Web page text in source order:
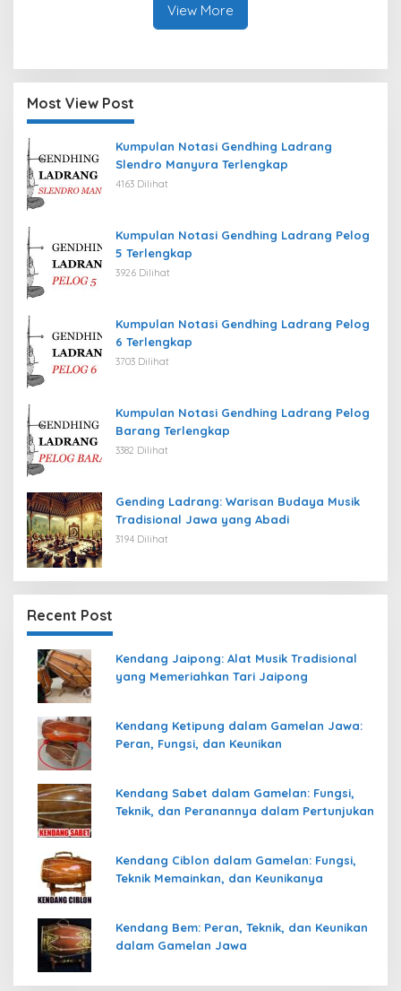
View More
Most View Post
Kumpulan Notasi Gendhing Ladrang
Slendro Manyura Terlengkap
4163 Dilihat
Kumpulan Notasi Gendhing Ladrang Pelog
5 Terlengkap
3926 Dilihat
Kumpulan Notasi Gendhing Ladrang Pelog
6 Terlengkap
3703 Dilihat
Kumpulan Notasi Gendhing Ladrang Pelog
Barang Terlengkap
3382 Dilihat
Gending Ladrang: Warisan Budaya Musik
Tradisional Jawa yang Abadi
3194 Dilihat
Recent Post
Kendang Jaipong: Alat Musik Tradisional
yang Memeriahkan Tari Jaipong
Kendang Ketipung dalam Gamelan Jawa:
Peran, Fungsi, dan Keunikan
Kendang Sabet dalam Gamelan: Fungsi,
Teknik, dan Peranannya dalam Pertunjukan
Kendang Ciblon dalam Gamelan: Fungsi,
Teknik Memainkan, dan Keunikanya
Kendang Bem: Peran, Teknik, dan Keunikan
dalam Gamelan Jawa